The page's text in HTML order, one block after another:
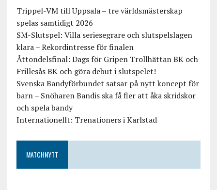
Trippel-VM till Uppsala – tre världsmästerskap
spelas samtidigt 2026
SM-Slutspel: Villa seriesegrare och slutspelslagen
klara – Rekordintresse för finalen
Åttondelsfinal: Dags för Gripen Trollhättan BK och
Frillesås BK och göra debut i slutspelet!
Svenska Bandyförbundet satsar på nytt koncept för
barn – Snöharen Bandis ska få fler att åka skridskor
och spela bandy
Internationellt: Trenationers i Karlstad
MATCHNYTT